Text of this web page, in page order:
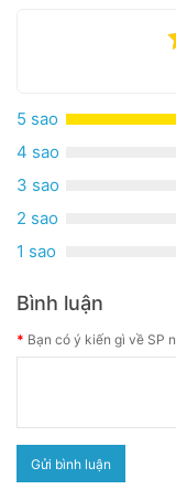
5 sao
4 sao
3 sao
2 sao
1 sao
Bình luận
Bạn có ý kiến gì về SP
Gửi bình luận